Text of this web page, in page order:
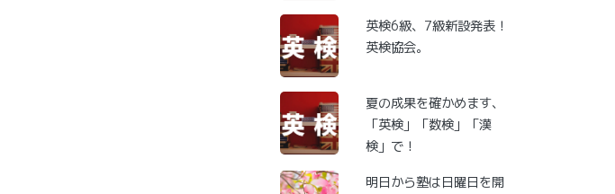
英検6級、7級新設発表！
英検協会。
夏の成果を確かめます、
「英検」「数検」「漢
検」で！
明日から塾は日曜日を開